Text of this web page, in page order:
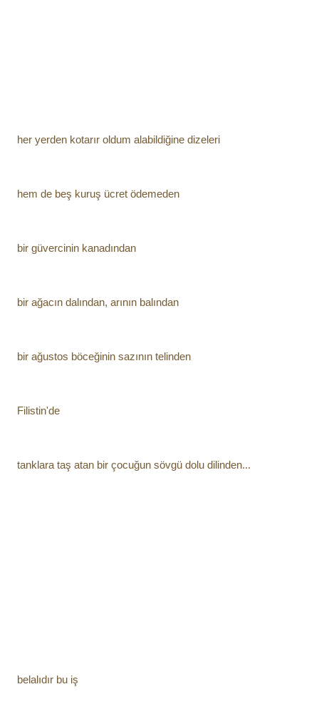
her yerden kotarır oldum alabildiğine dizeleri
hem de beş kuruş ücret ödemeden
bir güvercinin kanadından
bir ağacın dalından, arının balından
bir ağustos böceğinin sazının telinden
Filistin'de
tanklara taş atan bir çocuğun sövgü dolu dilinden...
belalıdır bu iş